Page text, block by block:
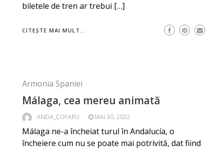
biletele de tren ar trebui […]
CITEȘTE MAI MULT...
Armonia Spaniei
Málaga, cea mereu animată
ANDA_COFARU MAI 30, 2022
Málaga ne-a încheiat turul în Andalucía, o
încheiere cum nu se poate mai potrivită, dat fiind